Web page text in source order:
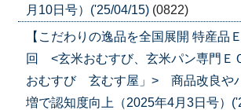
月10日号）('25/04/15) (0822)
【こだわりの逸品を全国展開 特産品
回 <玄米おむすび、玄米パン専門Ｅ
おむすび 玄むす屋」> 商品改良や
増で認知度向上（2025年4月3日号）